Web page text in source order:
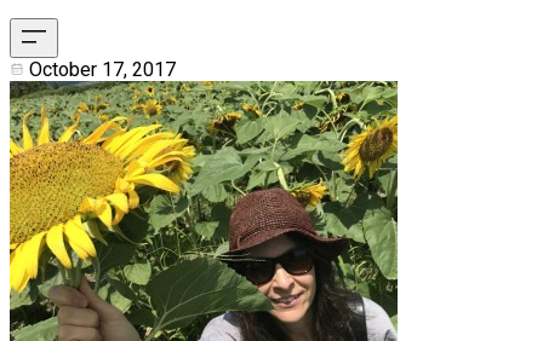
October 17, 2017